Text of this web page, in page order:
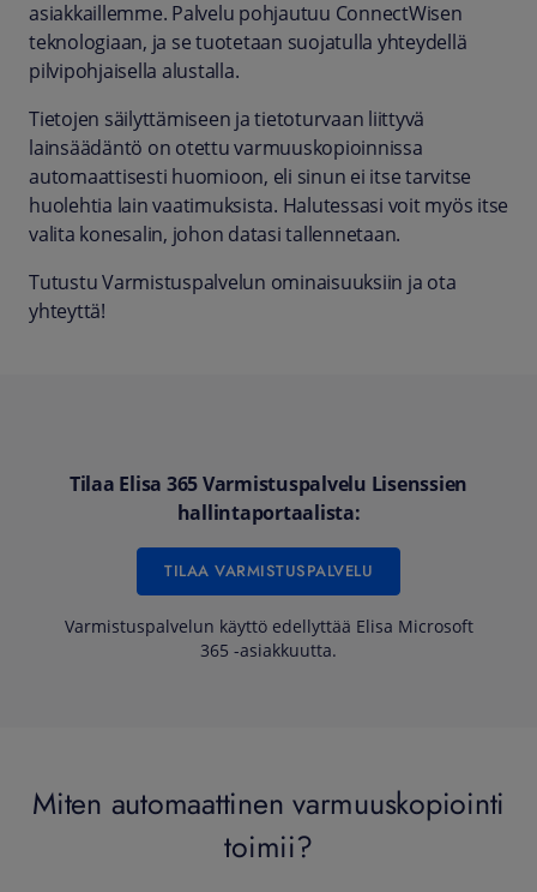
asiakkaillemme. Palvelu pohjautuu ConnectWisen
teknologiaan, ja se tuotetaan suojatulla yhteydellä
pilvipohjaisella alustalla.
Tietojen säilyttämiseen ja tietoturvaan liittyvä
lainsäädäntö on otettu varmuuskopioinnissa
automaattisesti huomioon, eli sinun ei itse tarvitse
huolehtia lain vaatimuksista. Halutessasi voit myös itse
valita konesalin, johon datasi tallennetaan.
Tutustu Varmistuspalvelun ominaisuuksiin ja ota
yhteyttä!
Tilaa Elisa 365 Varmistuspalvelu Lisenssien
hallintaportaalista:
TILAA VARMISTUSPALVELU
Varmistuspalvelun käyttö edellyttää Elisa Microsoft
365 -asiakkuutta.
Miten automaattinen varmuuskopiointi
toimii?